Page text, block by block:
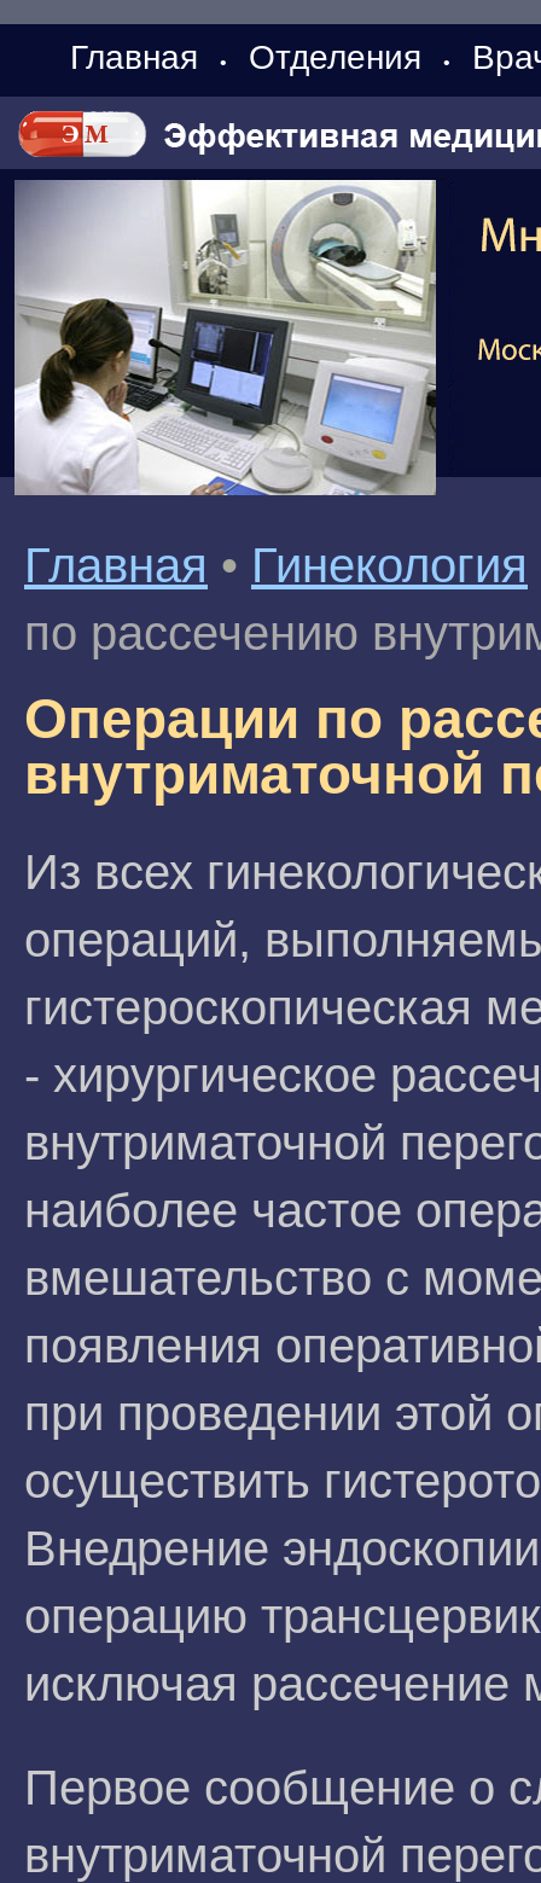
Главная • Отделения •
Главная • Гинекология
по рассечению
Операции по
внутриматочной
Из всех
операций,
гистероскопическая
- хирургическое
внутриматочной
наиболее частое
вмешательство с
появления
при проведении этой
осуществить
Внедрение
операцию
исключая рассечение
Первое сообщение о
внутриматочной